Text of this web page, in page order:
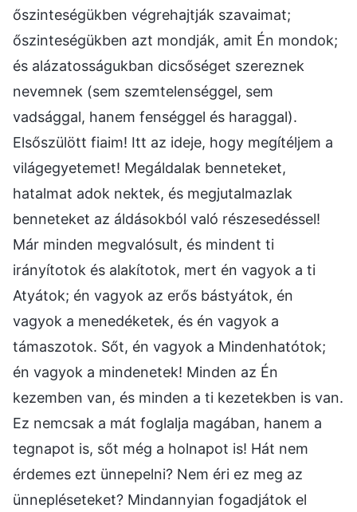
őszinteségükben végrehajtják szavaimat;
őszinteségükben azt mondják, amit Én mondok;
és alázatosságukban dicsőséget szereznek
nevemnek (sem szemtelenséggel, sem
vadsággal, hanem fenséggel és haraggal).
Elsőszülött fiaim! Itt az ideje, hogy megítéljem a
világegyetemet! Megáldalak benneteket,
hatalmat adok nektek, és megjutalmazlak
benneteket az áldásokból való részesedéssel!
Már minden megvalósult, és mindent ti
irányítotok és alakítotok, mert én vagyok a ti
Atyátok; én vagyok az erős bástyátok, én
vagyok a menedéketek, és én vagyok a
támaszotok. Sőt, én vagyok a Mindenhatótok;
én vagyok a mindenetek! Minden az Én
kezemben van, és minden a ti kezetekben is van.
Ez nemcsak a mát foglalja magában, hanem a
tegnapot is, sőt még a holnapot is! Hát nem
érdemes ezt ünnepelni? Nem éri ez meg az
ünnepléseteket? Mindannyian fogadjátok el